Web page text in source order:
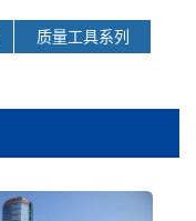
质量工具系列